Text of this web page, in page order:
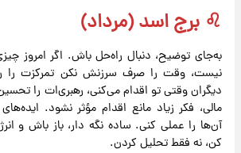
♌️ برج اسد (مرداد)
به‌جای توضیح، دنبال راه‌حل باش. اگر امروز
نیست، وقت را صرف سرزنش نکن تمرکزت را
دیگران وقتی تو اقدام می‌کنی، رهبری‌ات را
مالی، فکر زیاد مانع اقدام مؤثر نشود.
آن‌ها را عملی کنی. ساده نگه دار، باز باش و
کن، نه فقط تحلیل کردن.